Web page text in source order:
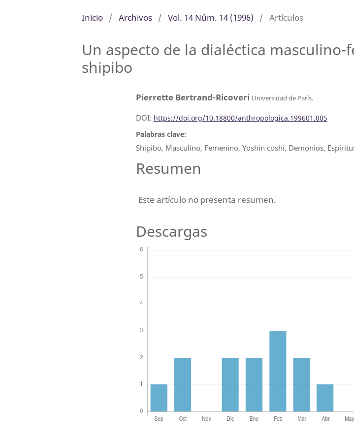
Inicio / Archivos / Vol. 14 Núm. 14 (1996) / Artículos
Un aspecto de la dialéctica
shipibo
Pierrette Bertrand-Ricoveri Universidad de París.
DOI: https://doi.org/10.18800/anthropologica.199601.005
Palabras clave:
Shipibo, Masculino, Femenino, Yoshin coshi, Demonios,
Resumen
Este artículo no presenta resumen.
Descargas